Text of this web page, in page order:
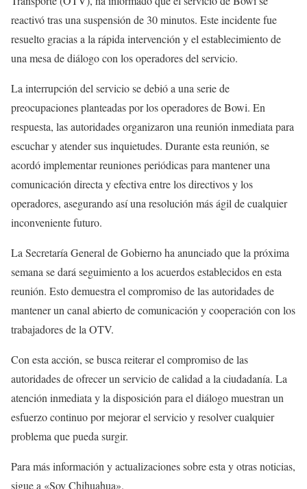
reactivó tras una suspensión de 30 minutos. Este incidente fue
resuelto gracias a la rápida intervención y el establecimiento de
una mesa de diálogo con los operadores del servicio.
La interrupción del servicio se debió a una serie de
preocupaciones planteadas por los operadores de Bowi. En
respuesta, las autoridades organizaron una reunión inmediata para
escuchar y atender sus inquietudes. Durante esta reunión, se
acordó implementar reuniones periódicas para mantener una
comunicación directa y efectiva entre los directivos y los
operadores, asegurando así una resolución más ágil de cualquier
inconveniente futuro.
La Secretaría General de Gobierno ha anunciado que la próxima
semana se dará seguimiento a los acuerdos establecidos en esta
reunión. Esto demuestra el compromiso de las autoridades de
mantener un canal abierto de comunicación y cooperación con los
trabajadores de la OTV.
Con esta acción, se busca reiterar el compromiso de las
autoridades de ofrecer un servicio de calidad a la ciudadanía. La
atención inmediata y la disposición para el diálogo muestran un
esfuerzo continuo por mejorar el servicio y resolver cualquier
problema que pueda surgir.
Para más información y actualizaciones sobre esta y otras noticias,
sigue a «Soy Chihuahua».